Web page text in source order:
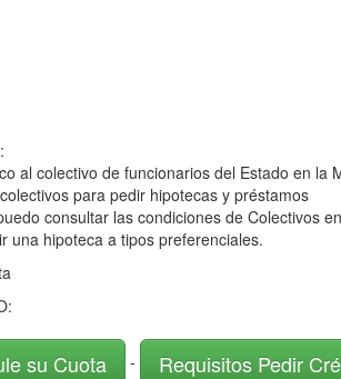
al colectivo de funcionarios del Estado en
para pedir hipotecas y préstamos
consultar las condiciones de Colectivos
una hipoteca a tipos preferenciales.
su Cuota - Requisitos Pedir